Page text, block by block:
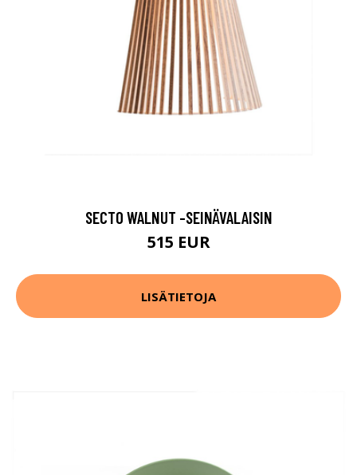
SECTO WALNUT -SEINÄVALAISIN
515 EUR
LISÄTIETOJA